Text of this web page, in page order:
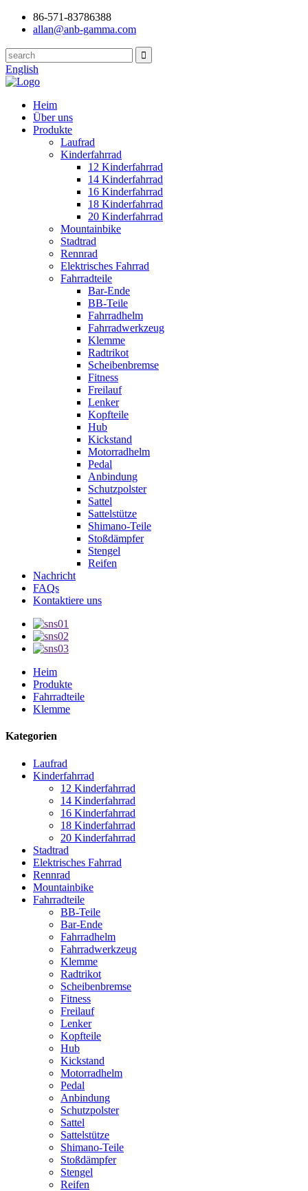
86-571-83786388
allan@anb-gamma.com
English
Heim
Über uns
Produkte
Laufrad
Kinderfahrrad
12 Kinderfahrrad
14 Kinderfahrrad
16 Kinderfahrrad
18 Kinderfahrrad
20 Kinderfahrrad
Mountainbike
Stadtrad
Rennrad
Elektrisches Fahrrad
Fahrradteile
Bar-Ende
BB-Teile
Fahrradhelm
Fahrradwerkzeug
Klemme
Radtrikot
Scheibenbremse
Fitness
Freilauf
Lenker
Kopfteile
Hub
Kickstand
Motorradhelm
Pedal
Anbindung
Schutzpolster
Sattel
Sattelstütze
Shimano-Teile
Stoßdämpfer
Stengel
Reifen
Nachricht
FAQs
Kontaktiere uns
Heim
Produkte
Fahrradteile
Klemme
Kategorien
Laufrad
Kinderfahrrad
12 Kinderfahrrad
14 Kinderfahrrad
16 Kinderfahrrad
18 Kinderfahrrad
20 Kinderfahrrad
Stadtrad
Elektrisches Fahrrad
Rennrad
Mountainbike
Fahrradteile
BB-Teile
Bar-Ende
Fahrradhelm
Fahrradwerkzeug
Klemme
Radtrikot
Scheibenbremse
Fitness
Freilauf
Lenker
Kopfteile
Hub
Kickstand
Motorradhelm
Pedal
Anbindung
Schutzpolster
Sattel
Sattelstütze
Shimano-Teile
Stoßdämpfer
Stengel
Reifen